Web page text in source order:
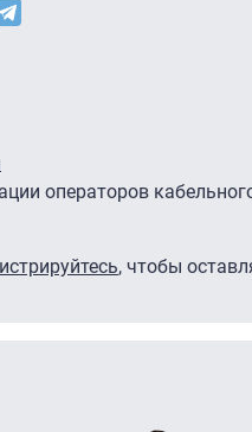
операторов
, чтобы